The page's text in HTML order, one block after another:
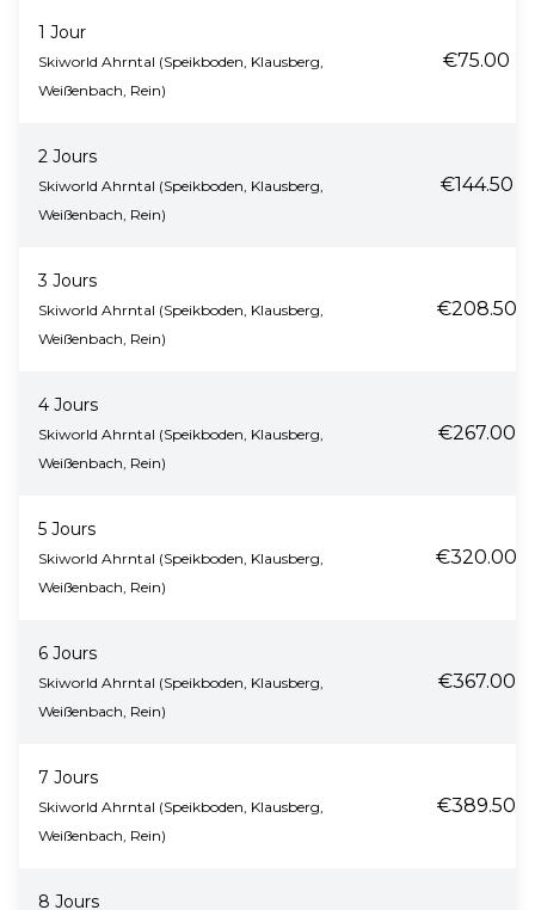
1 Jour
Skiworld Ahrntal (Speikboden, Klausberg,
Weißenbach, Rein)
€75.00
2 Jours
Skiworld Ahrntal (Speikboden, Klausberg,
Weißenbach, Rein)
€144.50
3 Jours
Skiworld Ahrntal (Speikboden, Klausberg,
Weißenbach, Rein)
€208.50
4 Jours
Skiworld Ahrntal (Speikboden, Klausberg,
Weißenbach, Rein)
€267.00
5 Jours
Skiworld Ahrntal (Speikboden, Klausberg,
Weißenbach, Rein)
€320.00
6 Jours
Skiworld Ahrntal (Speikboden, Klausberg,
Weißenbach, Rein)
€367.00
7 Jours
Skiworld Ahrntal (Speikboden, Klausberg,
Weißenbach, Rein)
€389.50
8 Jours